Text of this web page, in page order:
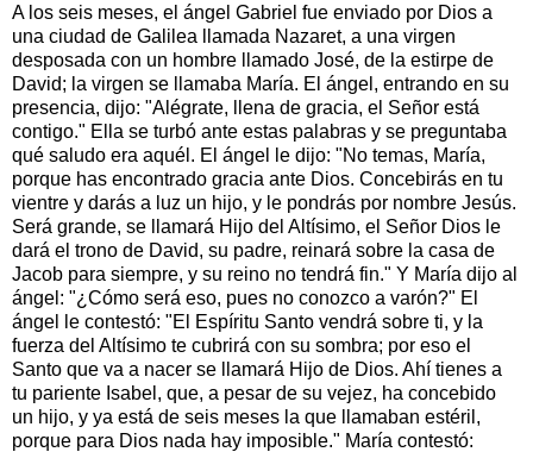
A los seis meses, el ángel Gabriel fue enviado por Dios a
una ciudad de Galilea llamada Nazaret, a una virgen
desposada con un hombre llamado José, de la estirpe de
David; la virgen se llamaba María. El ángel, entrando en su
presencia, dijo: "Alégrate, llena de gracia, el Señor está
contigo." Ella se turbó ante estas palabras y se preguntaba
qué saludo era aquél. El ángel le dijo: "No temas, María,
porque has encontrado gracia ante Dios. Concebirás en tu
vientre y darás a luz un hijo, y le pondrás por nombre Jesús.
Será grande, se llamará Hijo del Altísimo, el Señor Dios le
dará el trono de David, su padre, reinará sobre la casa de
Jacob para siempre, y su reino no tendrá fin." Y María dijo al
ángel: "¿Cómo será eso, pues no conozco a varón?" El
ángel le contestó: "El Espíritu Santo vendrá sobre ti, y la
fuerza del Altísimo te cubrirá con su sombra; por eso el
Santo que va a nacer se llamará Hijo de Dios. Ahí tienes a
tu pariente Isabel, que, a pesar de su vejez, ha concebido
un hijo, y ya está de seis meses la que llamaban estéril,
porque para Dios nada hay imposible." María contestó: